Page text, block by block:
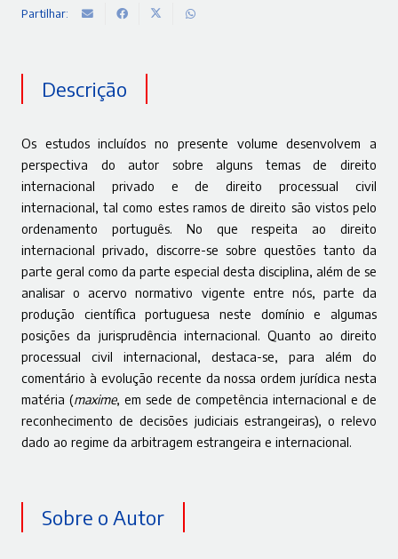
Partilhar:
Descrição
Os estudos incluídos no presente volume desenvolvem a
perspectiva do autor sobre alguns temas de direito
internacional privado e de direito processual civil
internacional, tal como estes ramos de direito são vistos pelo
ordenamento português. No que respeita ao direito
internacional privado, discorre-se sobre questões tanto da
parte geral como da parte especial desta disciplina, além de se
analisar o acervo normativo vigente entre nós, parte da
produção científica portuguesa neste domínio e algumas
posições da jurisprudência internacional. Quanto ao direito
processual civil internacional, destaca-se, para além do
comentário à evolução recente da nossa ordem jurídica nesta
matéria (maxime, em sede de competência internacional e de
reconhecimento de decisões judiciais estrangeiras), o relevo
dado ao regime da arbitragem estrangeira e internacional.
Sobre o Autor